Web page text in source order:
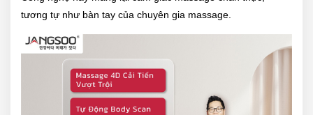
tương tự như bàn tay của chuyên gia massage.